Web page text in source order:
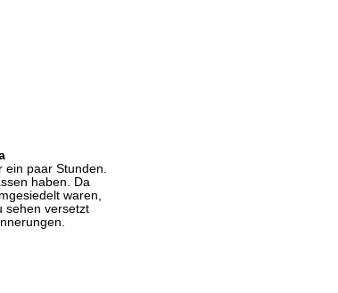
ein paar Stunden.
haben. Da
waren,
sehen versetzt